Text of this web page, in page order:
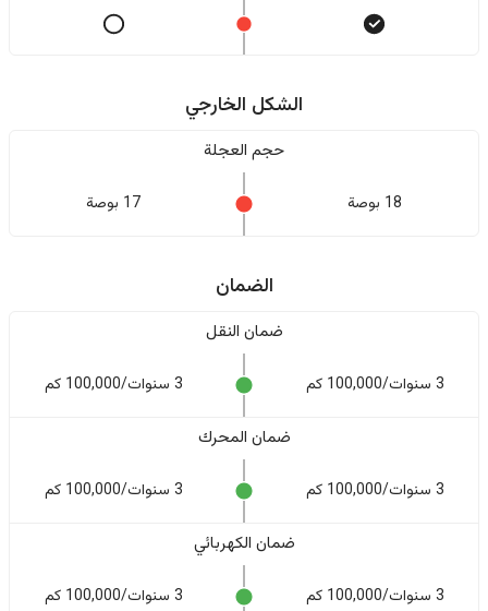
الشكل الخارجي
حجم العجلة
18 بوصة 17 بوصة
الضمان
ضمان النقل
3 سنوات/100,000 كم 3 سنوات/100,000 كم
ضمان المحرك
3 سنوات/100,000 كم 3 سنوات/100,000 كم
ضمان الكهربائي
3 سنوات/100,000 كم 3 سنوات/100,000 كم